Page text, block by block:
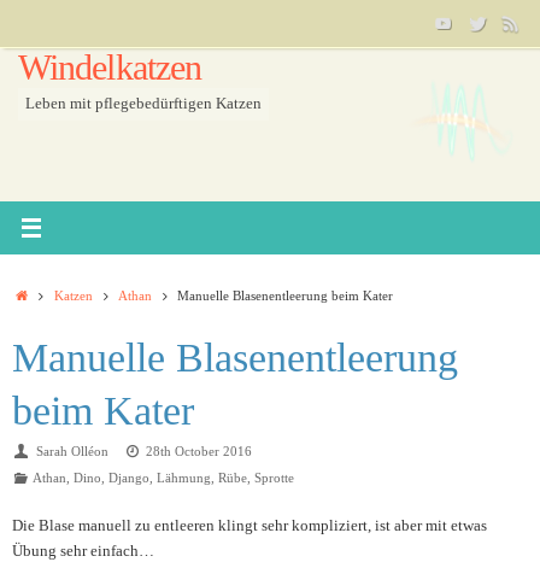
content
Windelkatzen
Leben mit pflegebedürftigen Katzen
HomeKatzen Athan Manuelle Blasenentleerung beim Kater
Manuelle Blasenentleerung
beim Kater
Sarah Olléon
28th October 2016
Athan Dino Django Lähmung Rübe, Sprotte
Die Blase manuell zu entleeren klingt sehr kompliziert, ist aber mit etwas
Übung sehr einfach…